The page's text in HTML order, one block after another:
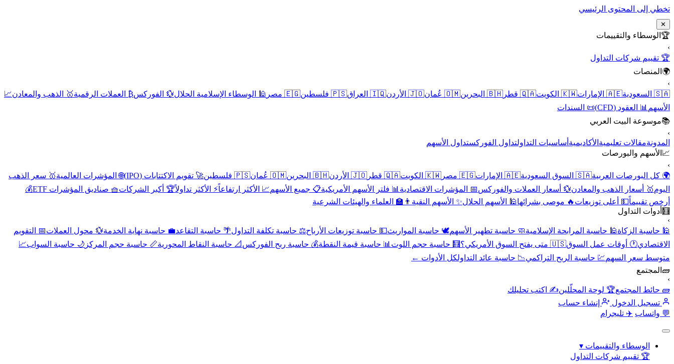
تخطي إلى المحتوى الرئيسي
✕
🏆 الوسطاء والتقييمات
›
🏆 تقييم شركات التداول
🌍 المنصات
›
🇸🇦 السعودية
🇦🇪 الإمارات 🇰🇼 الكويت 🇶🇦 قطر 🇧🇭 البحرين 🇴🇲 عُمان 🇯🇴 الأردن 🇮🇶 العراق 🇵🇸 فلسطين 🇪🇬 مصر 🕌 الوسطاء الإسلامية الحلال💱 الفوركس₿ العملات الرقمية🥇 الذهب والمعادن📈
الأسهم 📊 العقود (CFD)
📜 السندات
📚موسوعة البيت العربي
›
المدونةمقالات تعليمية الأكاديمية أساسيات التداولتداول الفوركستداول الأسهم
📈 الأسهم والبورصات
›
🌍 كل البورصات العربية🇸🇦 السوق السعودية 🇦🇪 الإمارات 🇪🇬 مصر 🇰🇼 الكويت 🇶🇦 قطر 🇯🇴 الأردن 🇧🇭 البحرين 🇴🇲 عُمان 🇵🇸 فلسطين 🚀 تقويم الاكتتابات (IPO) 🌐 المؤشرات العالمية🥇 سعر الذهب
اليوم🥇 أسعار الذهب والمعادن💱 أسعار العملات والفوركس📅 المؤشرات الاقتصادية 📊 فلتر الأسهم الأمريكية📋 جميع الأسهم📈 الأكثر ارتفاعاً⚡ الأكثر تداولاً🏆 أكبر الشركات🧺 صناديق المؤشرات ETF
💰
أرخص تقييماً💵 أعلى توزيعات 🔥 موصى بشرائها🕌 الأسهم الحلال✨ الأسهم النقية 👨‍🏫 العلماء والهيئات الشرعية
🧮 أدوات التداول
›
🕌 حاسبة الزكاة🕌 حاسبة المرابحة الإسلامية🧼 حاسبة تطهير الأسهم🕊️ حاسبة المواريث💵 حاسبة توزيعات الأرباح⚖️ حاسبة تكلفة التداول🌴 حاسبة التقاعد💼 حاسبة نهاية الخدمة💱 محول العملات📅 التقويم
الاقتصادي🕐 أوقات عمل السوق🇺🇸 متى يفتح السوق الأمريكي؟ 🧮 حاسبة حجم اللوت 📊 حاسبة قيمة النقطة💰 حاسبة ربح الفوركس 📐 حاسبة النقاط المحورية📏 حاسبة حجم المركز 🌙 حاسبة السواب📈
متوسط سعر السهم💹 حاسبة الربح التراكمي📉 حاسبة عائد التداولكل الأدوات ←
🧱 المجتمع
›
🧱 حائط المجتمع🏆 لوحة المحلّلين✍️ اكتب تحليلك
تسجيل الدخول
إنشاء حساب
💬 واتساب ✈️ تليجرام
الوسطاء والتقييمات ▾
🏆 تقييم شركات التداول